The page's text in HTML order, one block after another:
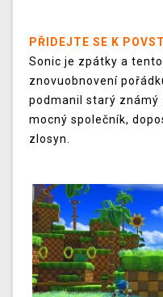
PŘIDEJTE SE K
Sonic je zpátky a
znovuobnovení
podmanil starý známý
mocný společník,
zlosyn.